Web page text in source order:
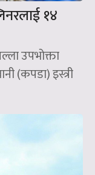
१४
उपभोक्ता
(कपडा) इस्त्री